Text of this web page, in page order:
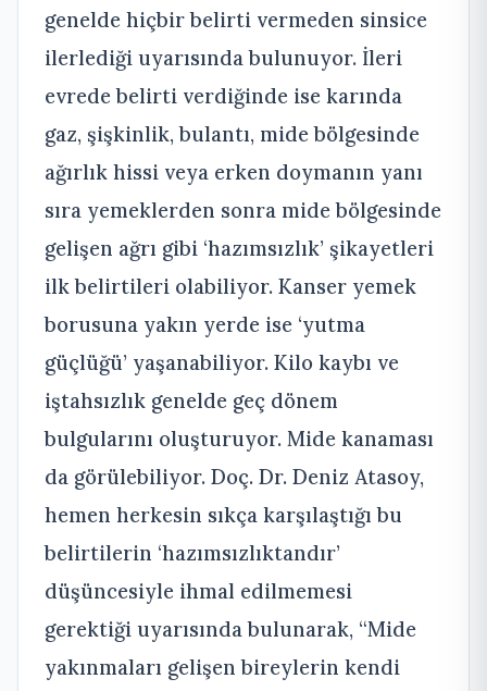
genelde hiçbir belirti vermeden sinsice
ilerlediği uyarısında bulunuyor. İleri
evrede belirti verdiğinde ise karında
gaz, şişkinlik, bulantı, mide bölgesinde
ağırlık hissi veya erken doymanın yanı
sıra yemeklerden sonra mide bölgesinde
gelişen ağrı gibi ‘hazımsızlık’ şikayetleri
ilk belirtileri olabiliyor. Kanser yemek
borusuna yakın yerde ise ‘yutma
güçlüğü’ yaşanabiliyor. Kilo kaybı ve
iştahsızlık genelde geç dönem
bulgularını oluşturuyor. Mide kanaması
da görülebiliyor. Doç. Dr. Deniz Atasoy,
hemen herkesin sıkça karşılaştığı bu
belirtilerin ‘hazımsızlıktandır’
düşüncesiyle ihmal edilmemesi
gerektiği uyarısında bulunarak, “Mide
yakınmaları gelişen bireylerin kendi